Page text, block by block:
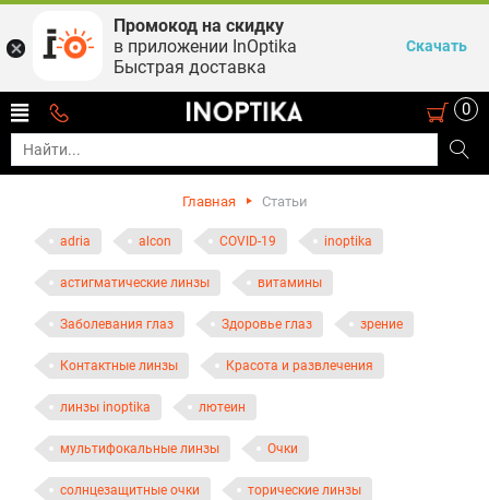
0
Главная Статьи
adria alcon COVID-19 inoptika
астигматические линзы витамины
Заболевания глаз Здоровье глаз зрение
Контактные линзы Красота и развлечения
линзы inoptika лютеин
мультифокальные линзы Очки
солнцезащитные очки торические линзы
Промокод на скидку
в приложении InOptika
Быстрая доставка
Скачать